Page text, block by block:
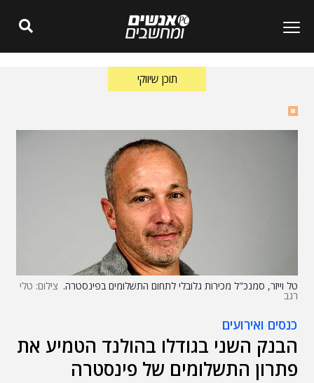
תוכן שיווקי
טל וייזר, סמנכ"ל מכירות גלובלי לתחום התשלומים בפינסטרה. צילום: טלי
רגב
כנסים ואירועים
הבנק השני בגודלו בהולנד הטמיע את
פתרון התשלומים של פינסטרה